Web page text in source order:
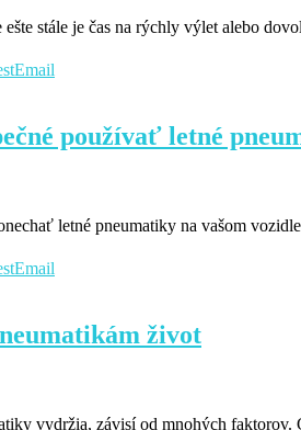
stále je čas na rýchly výlet alebo
Email
používať letné
letné pneumatiky na vašom
Email
život
vydržia, závisí od mnohých